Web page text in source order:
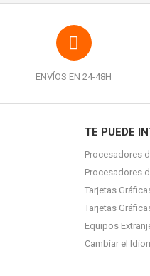
ENVÍOS EN 24-48H
TE PUEDE
Procesadores
Procesadores
Tarjetas
Tarjetas
Equipos
Cambiar el